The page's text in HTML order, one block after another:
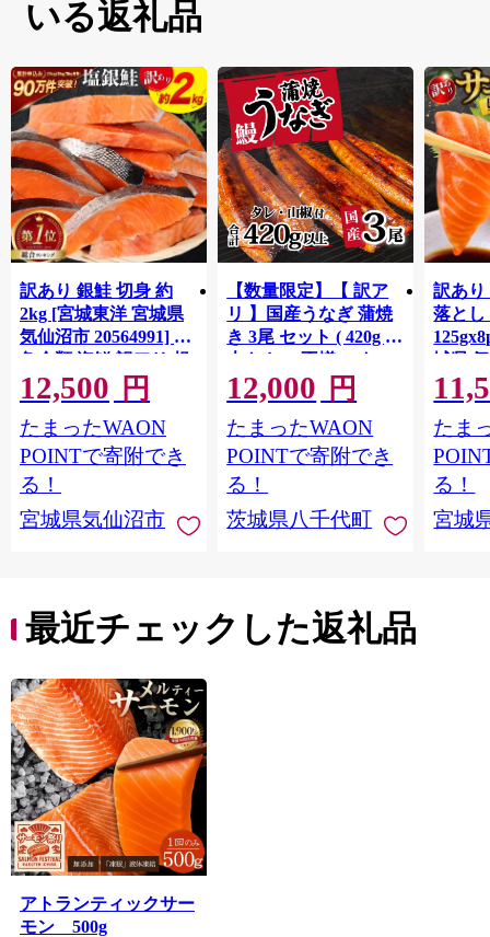
いる返礼品
訳あり 銀鮭 切身 約
2kg [宮城東洋 宮城県
気仙沼市 20564991] 鮭
魚介類 海鮮 訳アリ 規
格外 不揃い さけ サケ
鮭切身 シャケ 切り身
冷凍 家庭用 おかず 弁
当 支援 サーモン 銀鮭
切り身 魚 わけあり
12,500 円
たまったWAON
POINTで寄附でき
る！
宮城県気仙沼市
【数量限定】【 訳ア
リ 】国産うなぎ 蒲焼
き 3尾 セット ( 420g )
大きさ の不揃い タ
レ・山椒付き ウナギ
鰻 ふぞろい 不揃い う
な重 ひつまぶし 人気
茨城 八千代町 ふるさ
と納税 冷凍 [SF951ya]
12,000 円
たまったWAON
POINTで寄附でき
る！
茨城県八千代町
訳あり
落とし
城県
お刺し
生 生
鮭 銀
介
たま
る！
宮城
最近チェックした返礼品
アトランティックサー
モン 500g